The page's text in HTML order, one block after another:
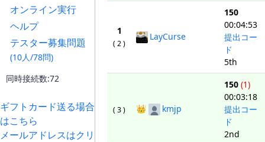
オンライン実行
ヘルプ
テスター募集問題
(10人/78問)
同時接続数:72
ギフトカード送る場合
はこちら
メールアドレスはクリ
1
( 2 )
LayCurse
150
00:04:53
提出コー
ド
5th
( 3 ) 👑 kmjp
150 (1)
00:03:18
提出コー
ド
2nd